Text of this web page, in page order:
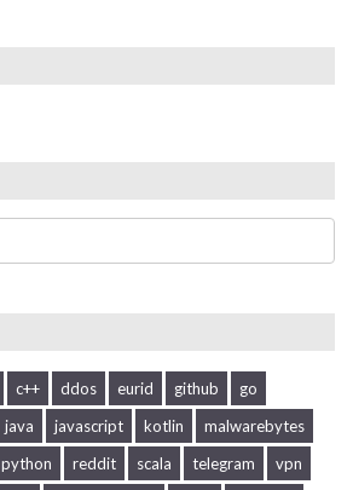
c++ ddos eurid github
go
java javascript kotlin
malwarebytes
python reddit scala telegram
vpn